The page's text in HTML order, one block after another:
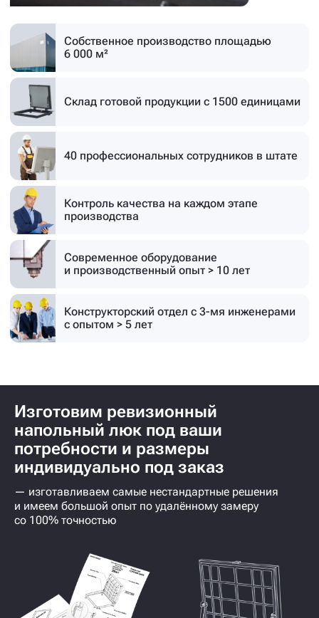
Собственное производство площадью
6 000 м²
Склад готовой продукции с 1500 единицами
40 профессиональных сотрудников в штате
Контроль качества на каждом этапе
производства
Современное оборудование
и производственный опыт > 10 лет
Конструкторский отдел с 3-мя инженерами
с опытом > 5 лет
Изготовим ревизионный
напольный люк под ваши
потребности и размеры
индивидуально под заказ
— изготавливаем самые нестандартные решения
и имеем большой опыт по удалённому замеру
со 100% точностью